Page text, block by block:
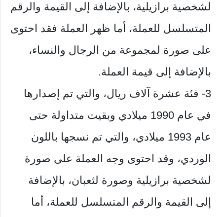
لشخصية برازيلية، بالإضافة إلى القيمة والرقم
المتسلسل للعملة، أما ظهر العملة فقد احتوى
على صورة لمجموعة من الرجال والنساء،
بالإضافة إلى قيمة العملة.
3- فئة عشرة آلاف ريال، والتي تم إصدارها
في عام 1990 ميلادي وبقيت متداولة حتى
عام 1993 ميلادي، والتي تم نسجها باللون
الوردي، وقد احتوى وجه العملة على صورة
لشخصية برازيلية وصورة لثعبان، بالإضافة
إلى القيمة والرقم المتسلسل للعملة، أما